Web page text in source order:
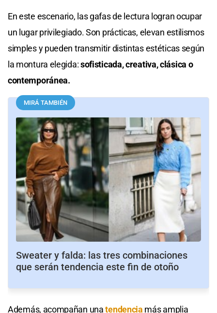
En este escenario, las gafas de lectura logran ocupar
un lugar privilegiado. Son prácticas, elevan estilismos
simples y pueden transmitir distintas estéticas según
la montura elegida:sofisticada, creativa, clásica o
contemporánea.
MIRÁ TAMBIÉN
Sweater y falda: las tres combinaciones
que serán tendencia este fin de otoño
Además, acompañan unatendencia más amplia